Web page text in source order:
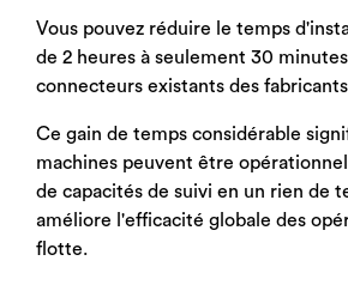
Vous pouvez réduire le temps
de 2 heures à seulement 30
connecteurs existants des
Ce gain de temps considérable
machines peuvent être
de capacités de suivi en un rien de
améliore l'efficacité globale des
flotte.